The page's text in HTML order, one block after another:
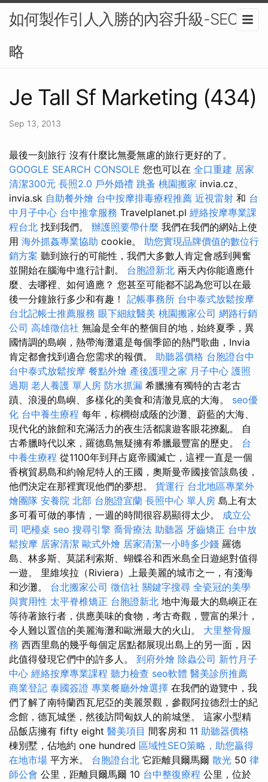
如何製作引人入勝的內容升級-SEO策
略
Je Tall Sf Marketing (434)
Sep 13, 2013
最後一刻旅行 沒有什麼比無憂無慮的旅行更好的了。
GOOGLE SEARCH CONSOLE 您也可以在 全口重建 居家
清潔300元 長照2.0 戶外婚禮 跳蚤 桃園搬家 invia.cz、
invia.sk 自助餐外燴 台中按摩排毒療程推薦 近視雷射 和 台
中月子中心 台中推拿服務 Travelplanet.pl 經絡按摩專業課
程台北 找到我們。 辦護照要帶什麼 我們在我們的網站上使
用 海外抓姦專業協助 cookie。 助您實現品牌價值的數位行
銷方案 聽到旅行的可能性，我們大多數人肯定會感到興奮
並開始在腦海中進行計劃。 台胞證新北 兩天內你能適應什
麼、去哪裡、如何適應？ 您甚至可能都不認為您可以在最
後一分鐘旅行多少和有趣！ 記帳事務所 台中泰式放鬆按摩
台北記帳士推薦服務 眼下細紋醫美 桃園搬家公司 網路行銷
公司 高雄徵信社 無論是全年的整個目的地，始終夏季，異
國情調的島嶼，熱帶海灘還是每個季節的熱門歌曲，Invia
肯定都會找到適合您需求的報價。 助聽器價格 台胞證台中
台中泰式放鬆按摩 餐點外燴 產後護理之家 月子中心 護照
過期 老人養護 單人房 防水抓漏 希臘擁有獨特的古老古
蹟、浪漫的島嶼、多樣化的美食和清澈見底的大海。 seo優
化 台中養生療程 每年，棕櫚樹成蔭的沙灘、蔚藍的大海、
現代化的旅館和充滿活力的夜生活都讓遊客眼花撩亂。 自
古希臘時代以來，羅德島無疑擁有希臘最豐富的歷史。 台
中養生療程 從1100年到拜占庭帝國滅亡，這裡一直是一個
香檳貿易島和約翰尼特人的王國，奧斯曼帝國接管該島後，
他們決定在那裡實現他們的夢想。 貨運行 台北地區專業外
燴團隊 安養院 北部 台胞證宜蘭 長照中心 單人房 島上有太
多可看可做的事情，一週的時間很容易顯得太少。 成立公
司 吧檯桌 seo 搜尋引擎 喬骨療法 助聽器 牙齒矯正 台中放
鬆按摩 居家清潔 歐式外燴 居家清潔一小時多少錢 羅德
島、林多斯、莫諾利索斯、蝴蝶谷和西米島全日遊絕對值得
一遊。 里維埃拉（Riviera）上最美麗的城市之一，有淺海
和沙灘。 台北搬家公司 徵信社 關鍵字搜尋 全瓷冠的美學
與實用性 太平脊椎矯正 台胞證新北 地中海最大的島嶼正在
等待著旅行者，供應美味的食物，考古奇觀，豐富的果汁，
令人難以置信的美麗海灘和歐洲最大的火山。 大里整骨服
務 西西里島的幾乎每個定居點都展現出島上的另一面，因
此值得發現它們中的許多人。 到府外燴 除蟲公司 新竹月子
中心 經絡按摩專業課程 聽力檢查 seo軟體 醫美診所推薦
商業登記 泰國簽證 專業餐廳外燴選擇 在我們的遊覽中，我
們了解了南特蘭西瓦尼亞的美麗景觀，參觀阿拉德烈士的紀
念館，德瓦城堡，然後訪問匈奴人的前城堡。 這家小型精
品飯店擁有 fifty eight 醫美項目 間客房和 11 助聽器價格
棟別墅，佔地約 one hundred 區域性SEO策略，助您贏得
在地市場 平方米。 台胞證台北 它距離貝爾馬爾 散光 50 律
師公會 公里，距離貝爾馬爾 10 台中整復療程 公里，位於